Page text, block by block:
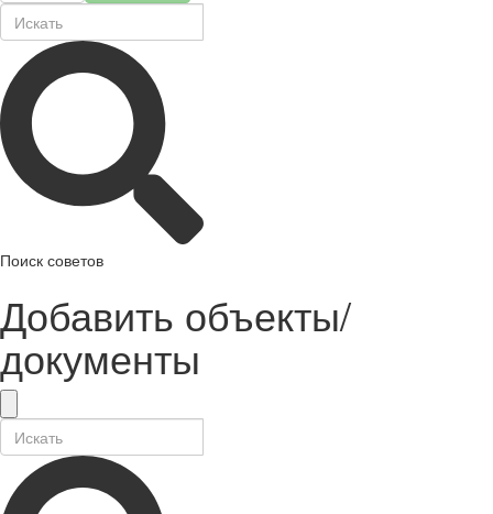
Поиск советов
Добавить объекты/
документы